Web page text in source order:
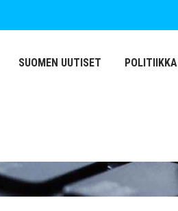
SUOMEN UUTISET POLITIIKKA